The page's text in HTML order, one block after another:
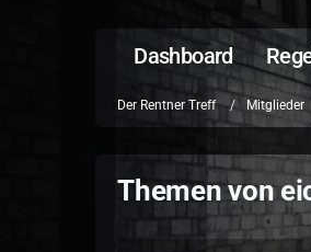
Dashboard
Der Rentner Treff Mitglieder
Themen von